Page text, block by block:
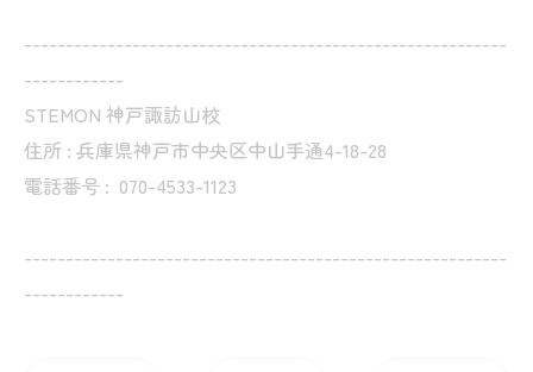
----------------------------------------------------------
------------
STEMON 神戸諏訪山校
住所 : 兵庫県神戸市中央区中山手通4-18-28
電話番号 : 070-4533-1123
----------------------------------------------------------
------------